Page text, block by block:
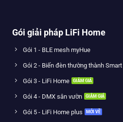
Gói giải pháp LiFi Home
Gói 1 - BLE mesh myHue
Gói 2 - Biến đèn thường thành Smart
Gói 3 - LiFi Home
Gói 4 - DMX sân vườn
Gói 5 - LiFi Home plus